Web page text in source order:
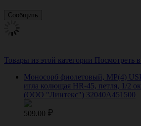
Товары из этой категории Посмотреть
Моносорб фиолетовый, МР(4)
игла колющая HR-45, петля, 1/2
(ООО "Линтекс") 32040A451500
509.00